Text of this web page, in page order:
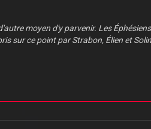
moyen d'y parvenir. Les
sur ce point par Strabon, Élienet